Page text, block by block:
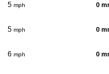
5 mph 0
5 mph 0
6 mph 0